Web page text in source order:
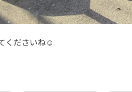
くださいね☺️